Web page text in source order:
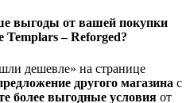
выгоды от вашей покупки
Templars – Reforged?
дешевле» на странице
другого магазина с
более выгодные условия от